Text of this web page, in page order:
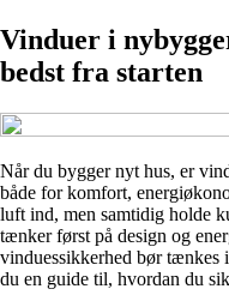
Vinduer i
bedst fra starten
Når du bygger nyt hus, er
både for komfort,
luft ind, men samtidig holde
tænker først på design og
vinduessikkerhed bør tænkes
du en guide til, hvordan du